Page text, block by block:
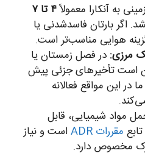
به آنکارا معمولاً
۴ تا ۷
اگر بارتان فاسدشدنی یا
هوایی مناسب‌تر است.
مرزی: در فصل زمستان یا
است تأخیرهای جزئی پیش
در این مواقع فعالانه
مواد شیمیایی، قابل
مقررات ADR
است و نیاز
مخصوص دارد.